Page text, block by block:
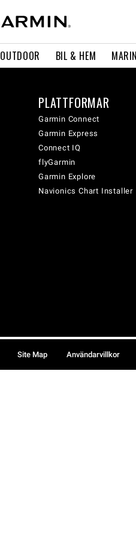
OUTDOOR BIL & HEM
PLATTFORMAR
Garmin Connect
Garmin Express
Connect IQ
flyGarmin
Garmin Explore
Navionics Chart Installer
Site Map Användarvillkor